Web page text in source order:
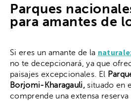
Parques
para amantes de
Si eres un amante de la
no te decepcionará, ya que
paisajes excepcionales. El
Borjomi-Kharagauli, situado en
comprende una extensa reserva